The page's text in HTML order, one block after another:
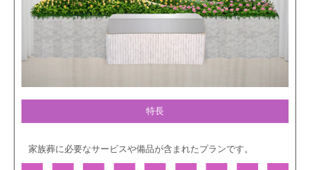
特長
家族葬に必要なサービスや備品が含まれたプランです。